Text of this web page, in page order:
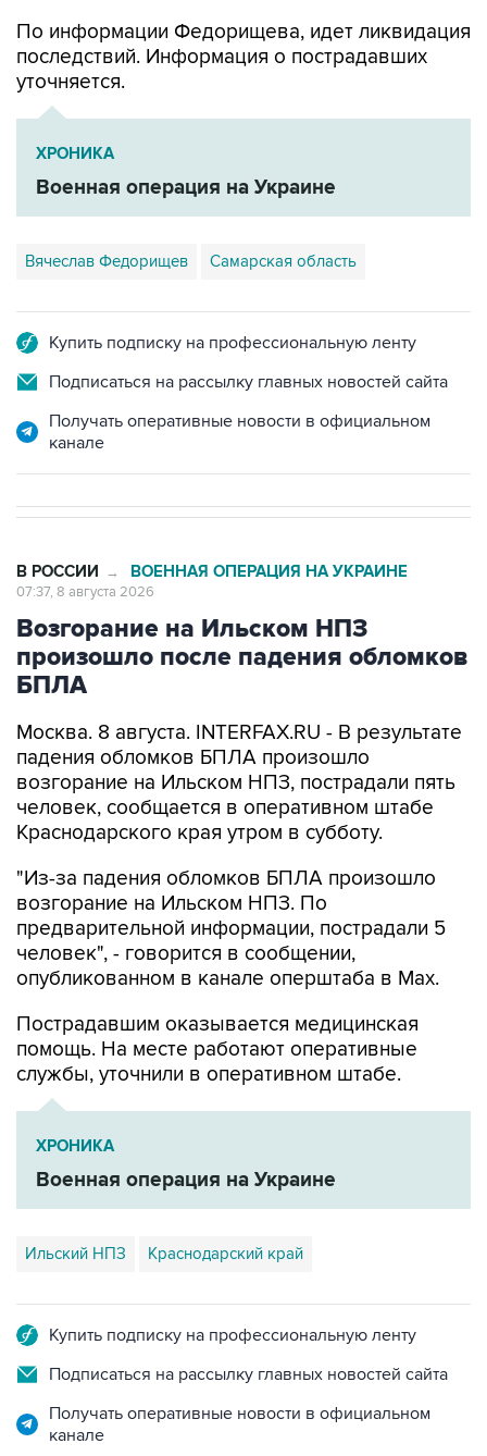
По информации Федорищева, идет ликвидация
последствий. Информация о пострадавших
уточняется.
ХРОНИКА
Военная операция на Украине
Вячеслав Федорищев Самарская область
Купить подписку на профессиональную ленту
Подписаться на рассылку главных новостей сайта
Получать оперативные новости в официальном
канале
В РОССИИ → ВОЕННАЯ ОПЕРАЦИЯ НА УКРАИНЕ
07:37, 8 августа 2026
Возгорание на Ильском НПЗ
произошло после падения обломков
БПЛА
Москва. 8 августа. INTERFAX.RU - В результате
падения обломков БПЛА произошло
возгорание на Ильском НПЗ, пострадали пять
человек, сообщается в оперативном штабе
Краснодарского края утром в субботу.
"Из-за падения обломков БПЛА произошло
возгорание на Ильском НПЗ. По
предварительной информации, пострадали 5
человек", - говорится в сообщении,
опубликованном в канале оперштаба в Max.
Пострадавшим оказывается медицинская
помощь. На месте работают оперативные
службы, уточнили в оперативном штабе.
ХРОНИКА
Военная операция на Украине
Ильский НПЗ Краснодарский край
Купить подписку на профессиональную ленту
Подписаться на рассылку главных новостей сайта
Получать оперативные новости в официальном
канале